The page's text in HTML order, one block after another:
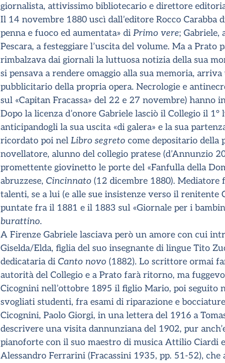
giornalista, attivissimo bibliotecario e direttore
Il 14 novembre 1880 uscì dall’editore Rocco Carabba
penna e fuoco ed aumentata» di Primo vere; Gabriele,
Pescara, a festeggiare l’uscita del volume. Ma a
rimbalzava dai giornali la luttuosa notizia della sua
si pensava a rendere omaggio alla sua memoria,
pubblicitario della propria opera. Necrologie e
sul «Capitan Fracassa» del 22 e 27 novembre)
Dopo la licenza d’onore Gabriele lasciò il Collegio il
anticipandogli la sua uscita «di galera» e la sua
ricordato poi nel Libro segreto come depositario della
novellatore, alunno del collegio pratese (d’Annunzio
promettente giovinetto le porte del «Fanfulla della
abruzzese, Cincinnato (12 dicembre 1880).
talenti, se a lui (e alle sue insistenze verso il renitente
puntate fra il 1881 e il 1883 sul «Giornale per i
burattino.
A Firenze Gabriele lasciava però un amore con cui
Giselda/Elda, figlia del suo insegnante di lingue Tito
dedicataria di Canto novo (1882). Lo scrittore ormai
autorità del Collegio e a Prato farà ritorno, ma
Cicognini nell’ottobre 1895 il figlio Mario, poi seguito
svogliati studenti, fra esami di riparazione e
Cicognini, Paolo Giorgi, in una lettera del 1916 a
descrivere una visita dannunziana del 1902, pur
pianoforte con il suo maestro di musica Attilio Ciardi
Alessandro Ferrarini (Fracassini 1935, pp. 51-52),